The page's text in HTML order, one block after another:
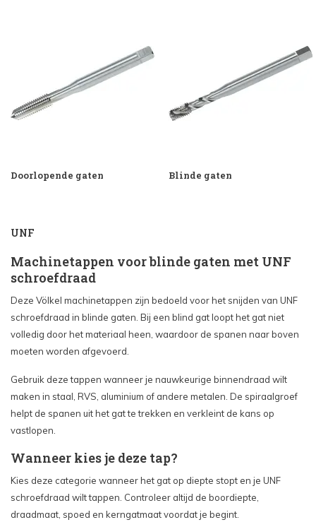
Doorlopende gaten Blinde gaten
UNF
Machinetappen voor blinde gaten met UNF
schroefdraad
Deze Völkel machinetappen zijn bedoeld voor het snijden van UNF
schroefdraad in blinde gaten. Bij een blind gat loopt het gat niet
volledig door het materiaal heen, waardoor de spanen naar boven
moeten worden afgevoerd.
Gebruik deze tappen wanneer je nauwkeurige binnendraad wilt
maken in staal, RVS, aluminium of andere metalen. De spiraalgroef
helpt de spanen uit het gat te trekken en verkleint de kans op
vastlopen.
Wanneer kies je deze tap?
Kies deze categorie wanneer het gat op diepte stopt en je UNF
schroefdraad wilt tappen. Controleer altijd de boordiepte,
draadmaat, spoed en kerngatmaat voordat je begint.